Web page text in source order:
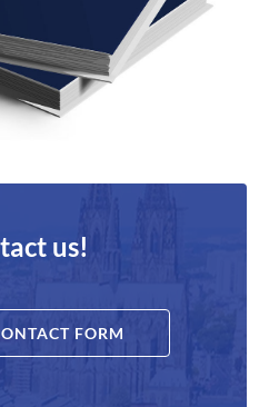
us!
FORM